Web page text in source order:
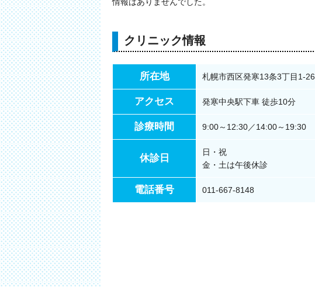
クリニック情報
所在地 札幌市西区発寒13条3丁目1-26
アクセス 発寒中央駅下車 徒歩10分
診療時間 9:00～12:30／14:00～19:30
休診日
日・祝
金・土は午後休診
電話番号 011-667-8148